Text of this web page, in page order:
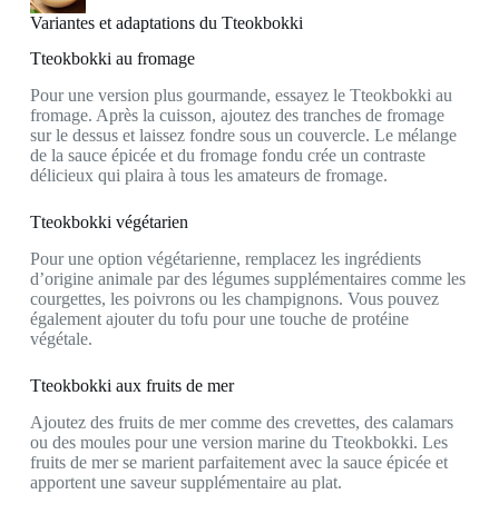
Variantes et adaptations du Tteokbokki
Tteokbokki au fromage
Pour une version plus gourmande, essayez le Tteokbokki au
fromage. Après la cuisson, ajoutez des tranches de fromage
sur le dessus et laissez fondre sous un couvercle. Le mélange
de la sauce épicée et du fromage fondu crée un contraste
délicieux qui plaira à tous les amateurs de fromage.
Tteokbokki végétarien
Pour une option végétarienne, remplacez les ingrédients
d’origine animale par des légumes supplémentaires comme les
courgettes, les poivrons ou les champignons. Vous pouvez
également ajouter du tofu pour une touche de protéine
végétale.
Tteokbokki aux fruits de mer
Ajoutez des fruits de mer comme des crevettes, des calamars
ou des moules pour une version marine du Tteokbokki. Les
fruits de mer se marient parfaitement avec la sauce épicée et
apportent une saveur supplémentaire au plat.